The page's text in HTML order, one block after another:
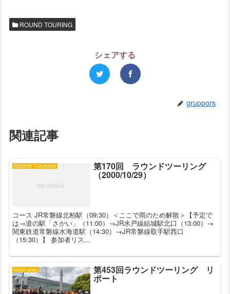
ROUND TOURING
シェアする
gruppors
関連記事
ROUND TOURING 第170回 ラウンドツーリング
（2000/10/29）
コース JR常磐線北柏駅（09:30）＜ここで雨のため解散＞【予定で
は→道の駅「さかい」（11:00）→JR水戸線結城駅北口（13:00）→
関東鉄道常磐線水海道駅（14:30）→JR常磐線取手駅西口
（15:30）】 参加者リス...
information 第453回ラウンドツーリング リ
ポート